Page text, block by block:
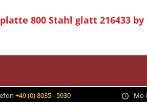
800 Stahl glatt 216433 by
+49 (0) 8035 - 5930